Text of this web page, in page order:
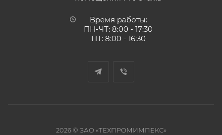
Время работы:
ПН-ЧТ: 8:00 - 17:30
ПТ: 8:00 - 16:30
2026 © ЗАО «ТЕХПРОМИМПЕКС»